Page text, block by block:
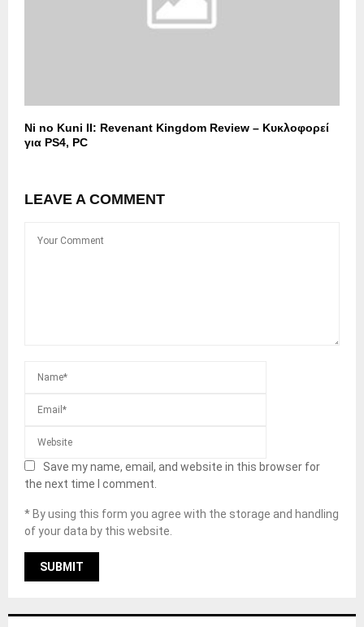
Ni no Kuni II: Revenant Kingdom Review – Κυκλοφορεί
για PS4, PC
LEAVE A COMMENT
Save my name, email, and website in this browser for
the next time I comment.
* By using this form you agree with the storage and handling
of your data by this website.